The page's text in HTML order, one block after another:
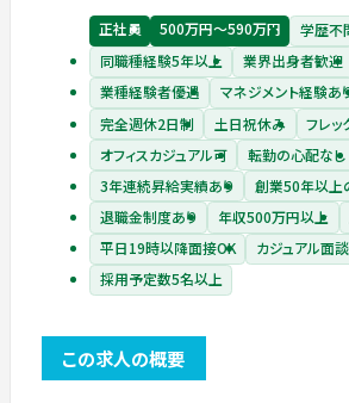
正社員 500万円〜590万円
学歴不
同職種経験5年以上
業界出身者歓迎
業種経験者優遇
マネジメント経験あ
完全週休2日制
土日祝休み
フレッ
オフィスカジュアル可
転勤の心配なし
3年連続昇給実績あり
創業50年以上
退職金制度あり
年収500万円以上
平日19時以降面接OK
カジュアル面
採用予定数5名以上
この求人の概要